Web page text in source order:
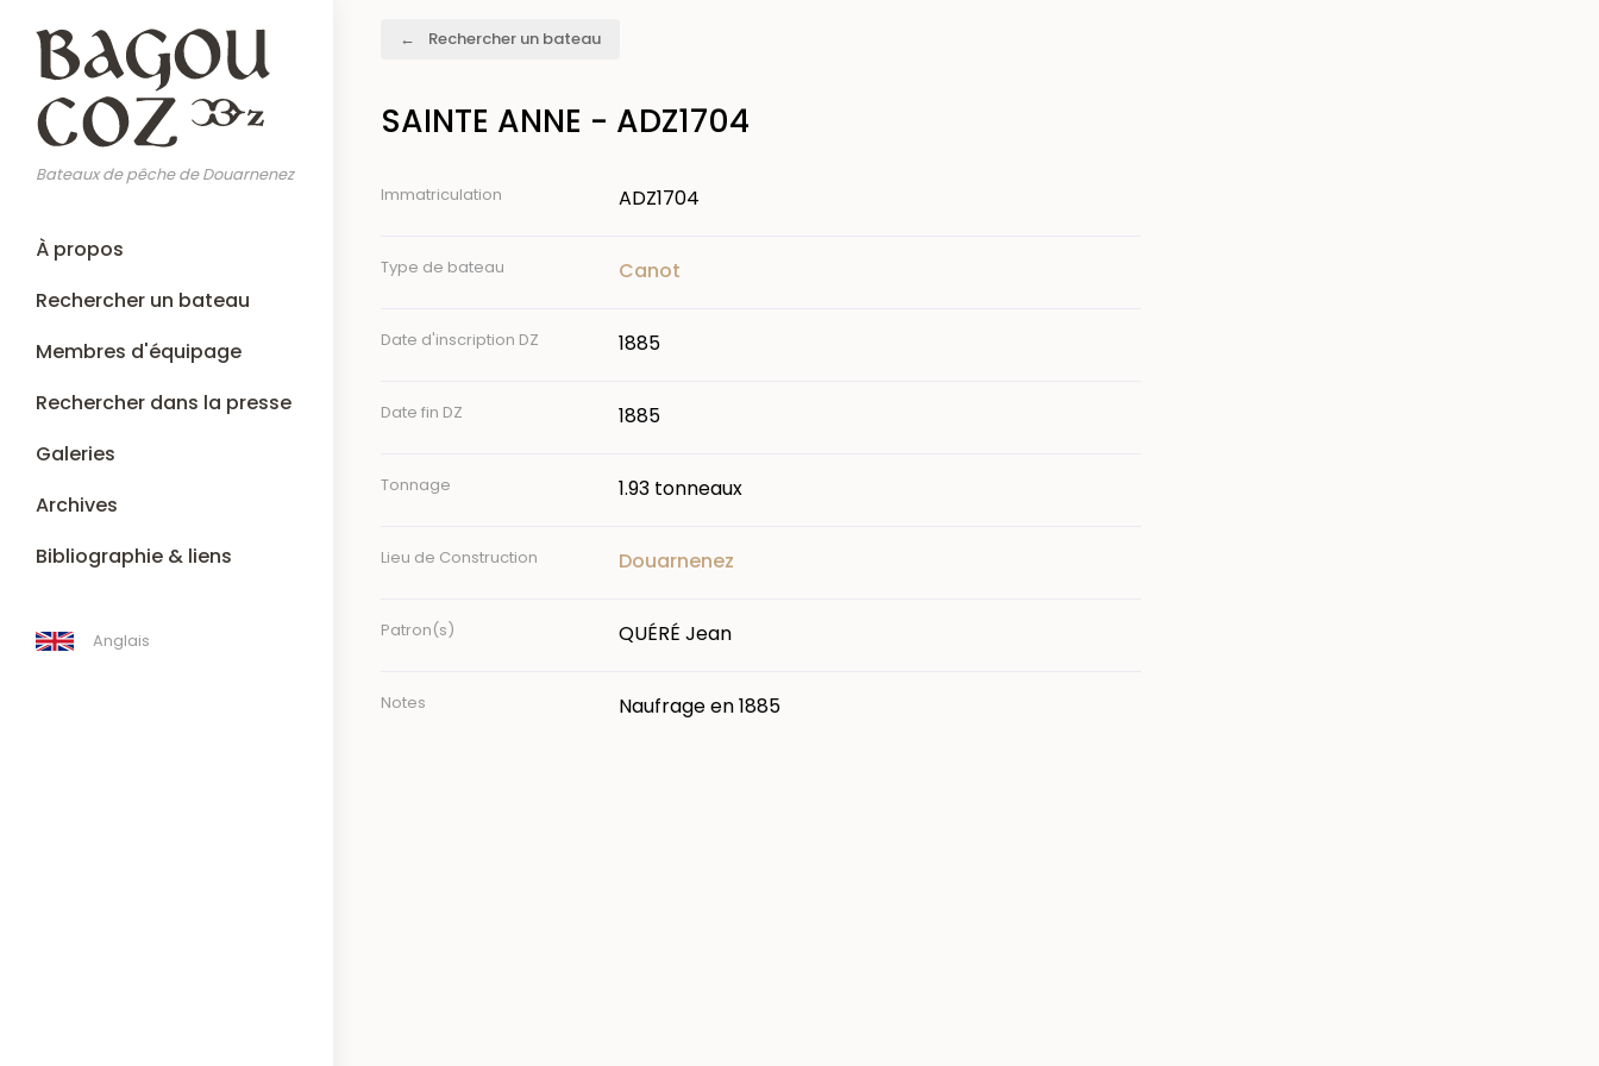
contenu
principal
Bateaux de pêche de Douarnenez
Main
navigation
À propos
Rechercher un bateau
Membres d'équipage
Rechercher dans la presse
Galeries
Archives
Bibliographie & liens
Anglais
Rechercher un bateau
SAINTE ANNE - ADZ1704
Immatriculation ADZ1704
Type de bateau Canot
Date d'inscription DZ 1885
Date fin DZ 1885
Tonnage 1.93 tonneaux
Lieu de Construction Douarnenez
Patron(s) QUÉRÉ Jean
Notes Naufrage en 1885